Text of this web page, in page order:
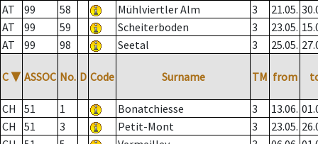
AT
99 58 Mühlviertler Alm 3 21.05.
AT
99 59 Scheiterboden 3 23.05.
AT
99 98 Seetal 3 25.05.
C ▼ ASSOC No. D Code Surname TM from
CH 51 1 Bonatchiesse 3 13.06.
CH
51 3 Petit-Mont 3 23.05.